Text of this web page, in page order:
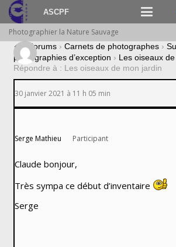
ASCPF
Photographier la Nature Sauvage
› Forums › Carnets de photographes ›
photographies d’exception › Les oiseaux
Répondre à : Les oiseaux de mon jardin
30 janvier 2021 à 11 h 05 min
Serge Mathieu Participant
Claude bonjour,
Très sympa ce début d’inventaire
Serge